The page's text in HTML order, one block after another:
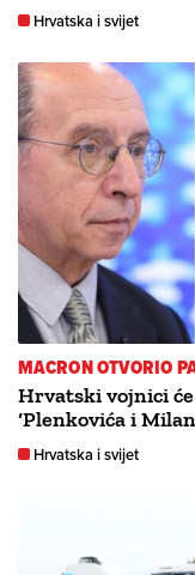
Hrvatska i svijet
MACRON OTVORIO
Hrvatski vojnici
‘Plenkovića i
Hrvatska i svijet